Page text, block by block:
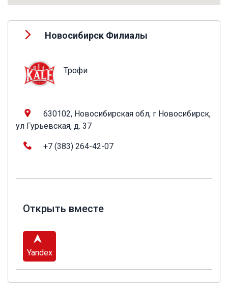
Новосибирск Филиалы
Трофи
630102, Новосибирская обл, г Новосибирск,
ул Гурьевская, д. 37
+7 (383) 264-42-07
Открыть вместе
Yandex